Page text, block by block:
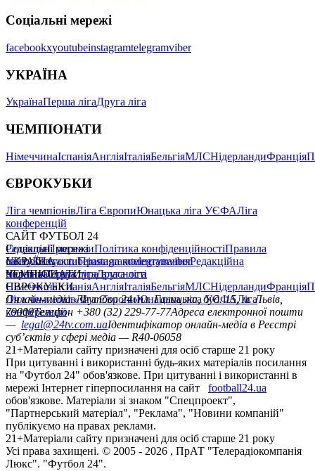
Соціальні мережі
facebookxyoutubeinstagramtelegramviber
УКРАЇНА
УкраїнаПерша лігаДруга ліга
ЧЕМПІОНАТИ
НімеччинаІспаніяАнгліяІталіяБельгіяМЛСНідерландиФранція
ЄВРОКУБКИ
Ліга чемпіонівЛіга ЄвропиЮнацька ліга УЄФАЛіга
конференцій
САЙТ ФУТБОЛ 24
РедакціяПрогнозиПолітика конфіденційностіПравила
сайтуКонтактиПравила коментуванняРедакційна
політикаСтруктура власності
Соціальні мережі
facebookxyoutubeinstagramtelegramviber
УКРАЇНА
УкраїнаПерша лігаДруга ліга
ЧЕМПІОНАТИ
НімеччинаІспаніяАнгліяІталіяБельгіяМЛСНідерландиФранція
ЄВРОКУБКИ
Ліга чемпіонівЛіга ЄвропиЮнацька ліга УЄФАЛіга
конференцій
Онлайн-медіа «Футбол 24»пл. Галицька, буд. 15, м. Львів,
79008Телефон +380 (32) 229-77-77Адреса електронної пошти
— legal@24tv.com.uaІдентифікатор онлайн-медіа в Реєстрі
суб’єктів у сфері медіа — R40-06058
21+Матеріали сайту призначені для осіб старше 21 року
При цитуванні і використанні будь-яких матеріалів посилання
на "Футбол 24" обов'язкове. При цитуванні і використанні в
мережі Інтернет гіперпосилання на сайт
football24.ua
обов'язкове. Матеріали зі знаком "Спецпроект",
"Партнерський матеріал", "Реклама", "Новини компаній"
публікуємо на правах реклами.
21+Матеріали сайту призначені для осіб старше 21 року
Усi права захищенi. © 2005 - 2026 , ПрАТ "Телерадіокомпанія
Люкс". "Футбол 24".